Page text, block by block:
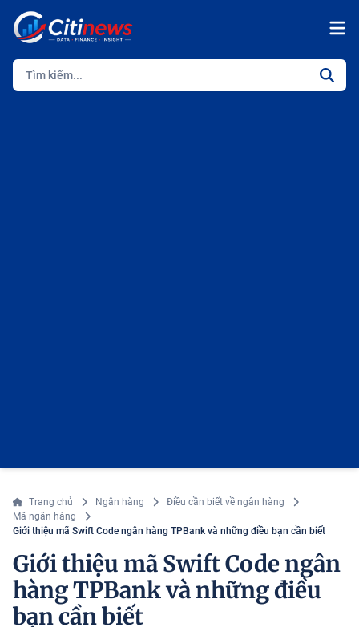
Trang chủ Ngân hàng
Điều cần biết về ngân hàng
Mã ngân hàng
Giới thiệu mã Swift Code ngân hàng TPBank và những điều bạn cần biết
Giới thiệu mã Swift Code ngân
hàng TPBank và những điều
bạn cần biết